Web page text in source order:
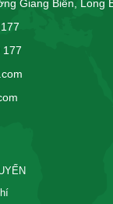
Giang Biên, Long
177